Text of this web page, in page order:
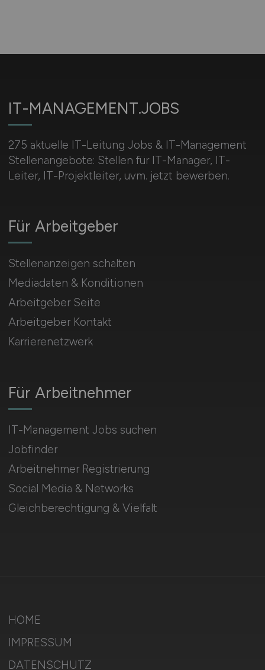
IT-MANAGEMENT.JOBS
275 aktuelle IT-Leitung Jobs & IT-Management
Stellenangebote: Stellen für IT-Manager, IT-
Leiter, IT-Projektleiter, uvm. jetzt bewerben.
Für Arbeitnehmer
IT-Management Jobs suchen
Jobfinder
Arbeitnehmer Registrierung
Social Media & Networks
Gleichberechtigung & Vielfalt
Für Arbeitgeber
Stellenanzeigen schalten
Mediadaten & Konditionen
Arbeitgeber Seite
Arbeitgeber Kontakt
Karrierenetzwerk
HOME
IMPRESSUM
DATENSCHUTZ